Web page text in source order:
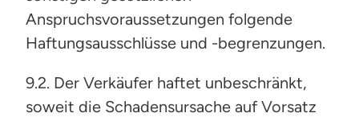
Anspruchsvoraussetzungen folgende
Haftungsausschlüsse und -begrenzungen.
9.2. Der Verkäufer haftet unbeschränkt,
soweit die Schadensursache auf Vorsatz